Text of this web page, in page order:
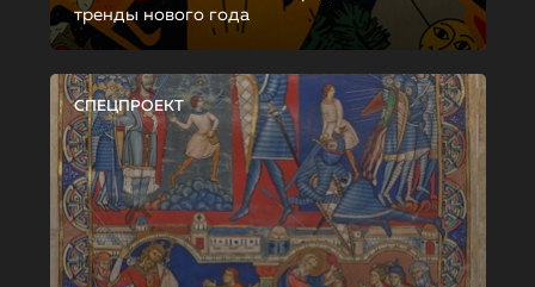
тренды нового года
СПЕЦПРОЕКТ